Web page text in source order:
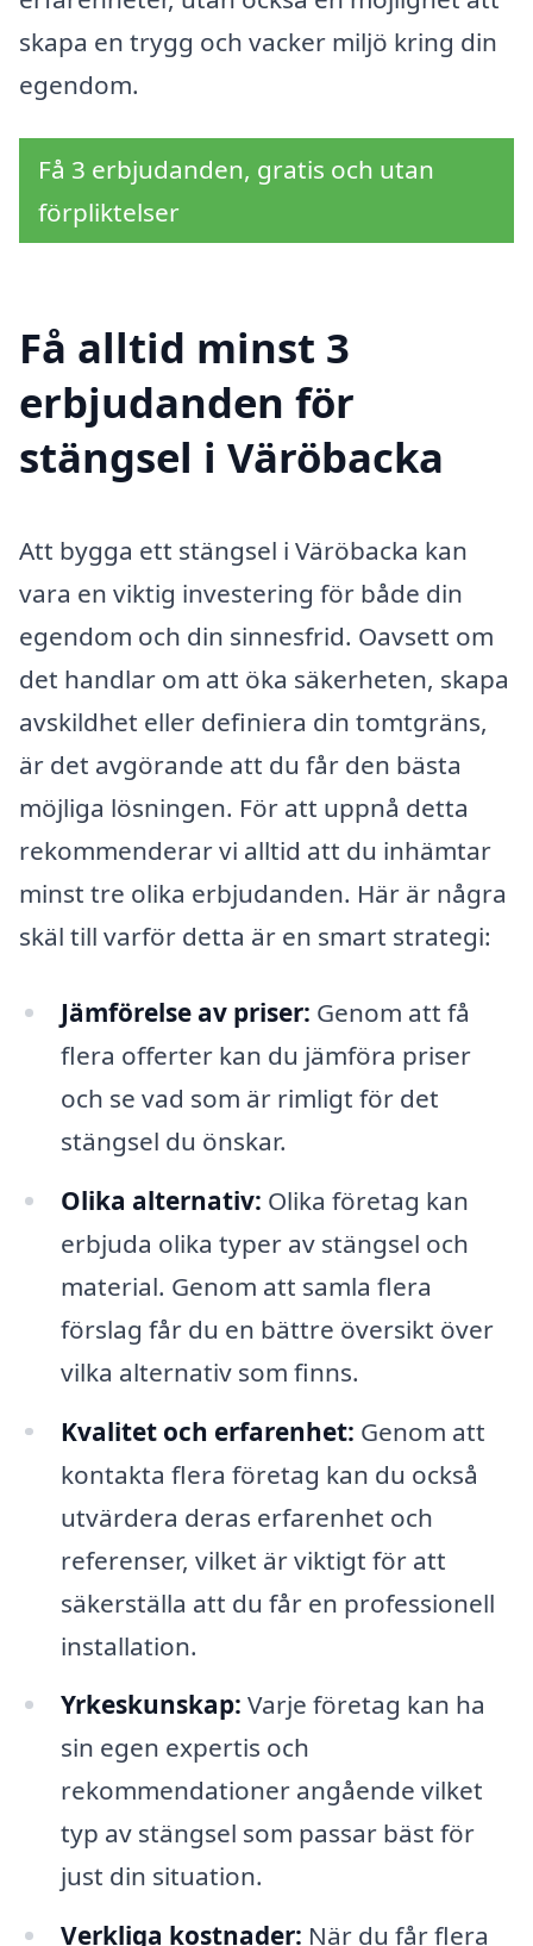
skapa en trygg och vacker miljö kring din
egendom.
Få 3 erbjudanden, gratis och utan
förpliktelser
Få alltid minst 3
erbjudanden för
stängsel i Väröbacka
Att bygga ett stängsel i Väröbacka kan
vara en viktig investering för både din
egendom och din sinnesfrid. Oavsett om
det handlar om att öka säkerheten, skapa
avskildhet eller definiera din tomtgräns,
är det avgörande att du får den bästa
möjliga lösningen. För att uppnå detta
rekommenderar vi alltid att du inhämtar
minst tre olika erbjudanden. Här är några
skäl till varför detta är en smart strategi:
Jämförelse av priser: Genom att få
flera offerter kan du jämföra priser
och se vad som är rimligt för det
stängsel du önskar.
Olika alternativ: Olika företag kan
erbjuda olika typer av stängsel och
material. Genom att samla flera
förslag får du en bättre översikt över
vilka alternativ som finns.
Kvalitet och erfarenhet: Genom att
kontakta flera företag kan du också
utvärdera deras erfarenhet och
referenser, vilket är viktigt för att
säkerställa att du får en professionell
installation.
Yrkeskunskap: Varje företag kan ha
sin egen expertis och
rekommendationer angående vilket
typ av stängsel som passar bäst för
just din situation.
Verkliga kostnader: När du får flera